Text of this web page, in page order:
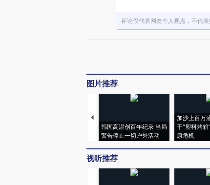
评论仅代表网友个人观点，不代
图片推荐
韩国高温创百年纪录 当局
警告停止一切户外活动
加沙上百万
于“塑料烤箱
康危机
视听推荐